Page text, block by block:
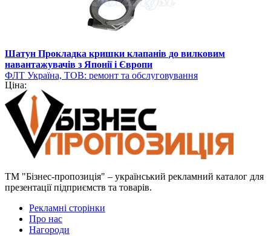
Шатун Прокладка кришки клапанів до вилковим
навантажувачів з Японії і Європи
ФЛТ Україна, ТОВ: ремонт та обслуговування
навантажувально-розвантажувальної техніки
Ціна:
ТМ "Бізнес-пропозиція" – український рекламний каталог для
презентації підприємств та товарів.
Рекламні сторінки
Про нас
Нагороди